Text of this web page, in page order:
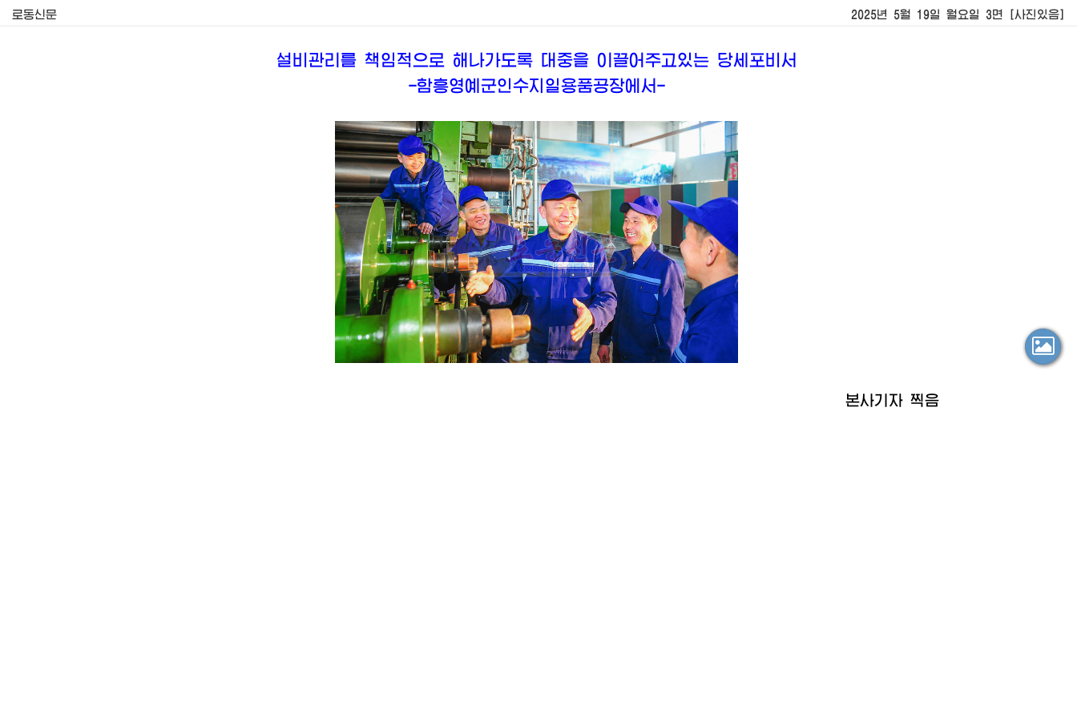
로동신문 2025년 5월 19일 월요일 3면 [사진있음]
설비관리를 책임적으로 해나가도록 대중을 이끌어주고있는 당세포비서
-함흥영예군인수지일용품공장에서-
본사기자 찍음